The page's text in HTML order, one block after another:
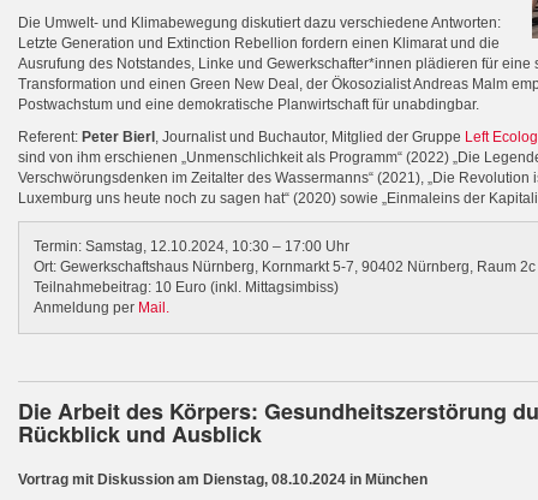
Die Umwelt- und Klimabewegung diskutiert dazu verschiedene Antworten:
Letzte Generation und Extinction Rebellion fordern einen Klimarat und die
Ausrufung des Notstandes, Linke und Gewerkschafter*innen plädieren für eine
Transformation und einen Green New Deal, der Ökosozialist Andreas Malm
Postwachstum und eine demokratische Planwirtschaft für unabdingbar.
Referent: Peter Bierl , Journalist und Buchautor, Mitglied der Gruppe Left
sind von ihm erschienen „Unmenschlichkeit als Programm“ (2022) „Die
Verschwörungsdenken im Zeitalter des Wassermanns“ (2021), „Die Revolution
Luxemburg uns heute noch zu sagen hat“ (2020) sowie „Einmaleins der
Termin: Samstag, 12.10.2024, 10:30 – 17:00 Uhr
Ort: Gewerkschaftshaus Nürnberg, Kornmarkt 5-7, 90402 Nürnberg, Raum 2c
Teilnahmebeitrag: 10 Euro (inkl. Mittagsimbiss)
Anmeldung per Mail.
Die Arbeit des Körpers: Gesundheitszerstörung
Rückblick und Ausblick
Vortrag mit Diskussion am Dienstag, 08.10.2024 in München